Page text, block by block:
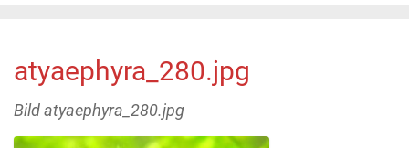
atyaephyra_280.jpg
Bild atyaephyra_280.jpg